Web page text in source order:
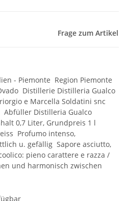
Frage zum Artikel
- Piemonte Region Piemonte
Distillerie Distilleria Gualco
e Marcella Soldatini snc
Abfüller Distilleria Gualco
0,7 Liter, Grundpreis 1 l
Profumo intenso,
u. gefällig Sapore asciutto,
pieno carattere e razza /
und harmonisch zwischen